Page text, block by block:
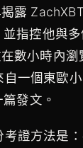
揭露
指控他與
數小時內瀏
一個東歐
發文。
證方法是